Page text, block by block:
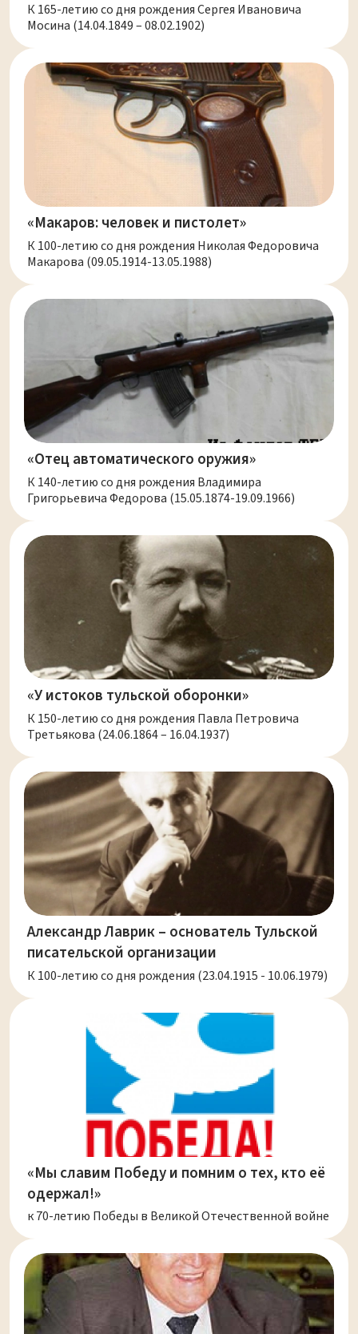
К 165-летию со дня рождения Сергея Ивановича
Мосина (14.04.1849 – 08.02.1902)
«Макаров: человек и пистолет»
К 100-летию со дня рождения Николая Федоровича
Макарова (09.05.1914-13.05.1988)
«Отец автоматического оружия»
К 140-летию со дня рождения Владимира
Григорьевича Федорова (15.05.1874-19.09.1966)
«У истоков тульской оборонки»
К 150-летию со дня рождения Павла Петровича
Третьякова (24.06.1864 – 16.04.1937)
Александр Лаврик – основатель Тульской
писательской организации
К 100-летию со дня рождения (23.04.1915 - 10.06.1979)
«Мы славим Победу и помним о тех, кто её
одержал!»
к 70-летию Победы в Великой Отечественной войне